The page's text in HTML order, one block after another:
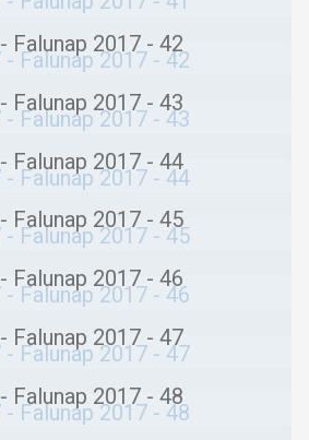
Falunap 2017 - 42
Falunap 2017 - 43
Falunap 2017 - 44
Falunap 2017 - 45
Falunap 2017 - 46
Falunap 2017 - 47
Falunap 2017 - 48